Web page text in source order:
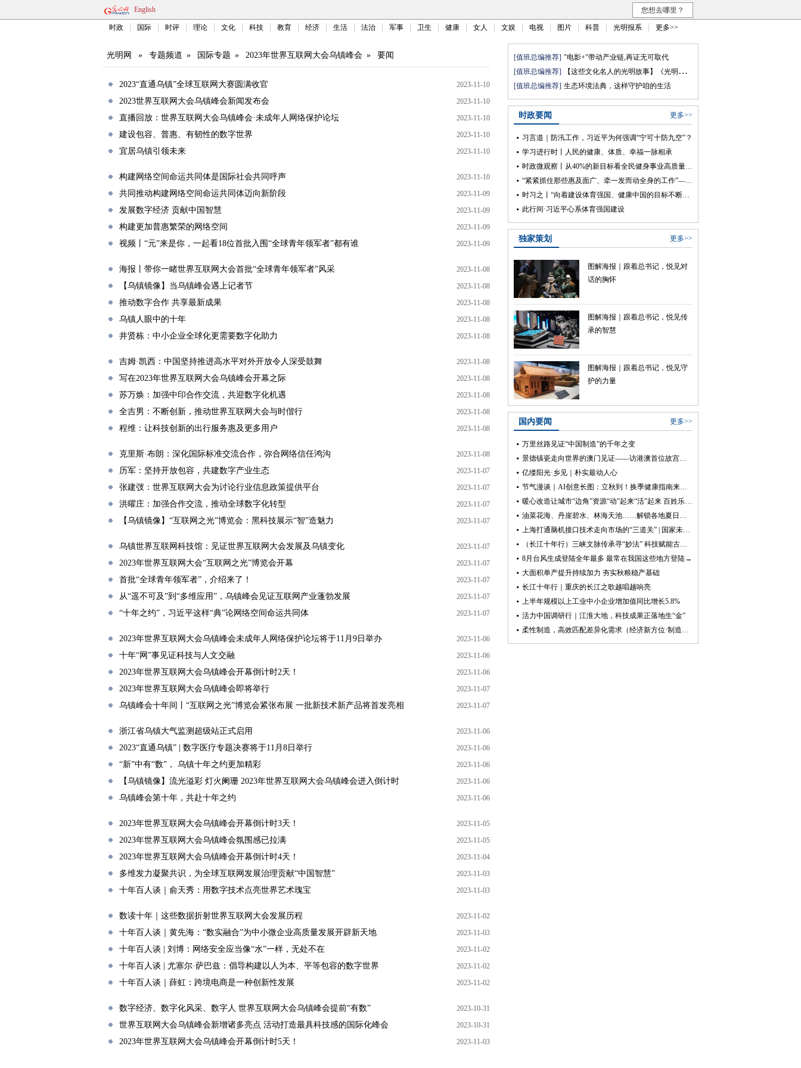
English 您想去哪里？
时政 国际 时评 理论 文化 科技 教育 经济 生活 法治 军事 卫生 健康 女人 文娱 电视 图片 科普 光明报系 更多>>
光明网 » 专题频道 » 国际专题 » 2023年世界互联网大会乌镇峰会 » 要闻
2023“直通乌镇”全球互联网大赛圆满收官 2023-11-10
2023世界互联网大会乌镇峰会新闻发布会 2023-11-10
直播回放：世界互联网大会乌镇峰会·未成年人网络保护论坛 2023-11-10
建设包容、普惠、有韧性的数字世界 2023-11-10
宜居乌镇引领未来 2023-11-10
构建网络空间命运共同体是国际社会共同呼声 2023-11-10
共同推动构建网络空间命运共同体迈向新阶段 2023-11-09
发展数字经济 贡献中国智慧 2023-11-09
构建更加普惠繁荣的网络空间 2023-11-09
视频丨“元”来是你，一起看18位首批入围“全球青年领军者”都有谁 2023-11-09
海报丨带你一睹世界互联网大会首批“全球青年领军者”风采 2023-11-08
【乌镇镜像】当乌镇峰会遇上记者节 2023-11-08
推动数字合作 共享最新成果 2023-11-08
乌镇人眼中的十年 2023-11-08
井贤栋：中小企业全球化更需要数字化助力 2023-11-08
吉姆·凯西：中国坚持推进高水平对外开放令人深受鼓舞 2023-11-08
写在2023年世界互联网大会乌镇峰会开幕之际 2023-11-08
苏万焕：加强中印合作交流，共迎数字化机遇 2023-11-08
全吉男：不断创新，推动世界互联网大会与时偕行 2023-11-08
程维：让科技创新的出行服务惠及更多用户 2023-11-08
克里斯·布朗：深化国际标准交流合作，弥合网络信任鸿沟 2023-11-08
历军：坚持开放包容，共建数字产业生态 2023-11-07
张建弢：世界互联网大会为讨论行业信息政策提供平台 2023-11-07
洪曜庄：加强合作交流，推动全球数字化转型 2023-11-07
【乌镇镜像】“互联网之光”博览会：黑科技展示“智”造魅力 2023-11-07
乌镇世界互联网科技馆：见证世界互联网大会发展及乌镇变化 2023-11-07
2023年世界互联网大会“互联网之光”博览会开幕 2023-11-07
首批“全球青年领军者”，介绍来了！ 2023-11-07
从“遥不可及”到“多维应用”，乌镇峰会见证互联网产业蓬勃发展 2023-11-07
“十年之约”，习近平这样“典”论网络空间命运共同体 2023-11-07
2023年世界互联网大会乌镇峰会未成年人网络保护论坛将于11月9日举办 2023-11-06
十年“网”事见证科技与人文交融 2023-11-06
2023年世界互联网大会乌镇峰会开幕倒计时2天！ 2023-11-06
2023年世界互联网大会乌镇峰会即将举行 2023-11-07
乌镇峰会十年间丨“互联网之光”博览会紧张布展 一批新技术新产品将首发亮相 2023-11-07
浙江省乌镇大气监测超级站正式启用 2023-11-06
2023“直通乌镇” | 数字医疗专题决赛将于11月8日举行 2023-11-06
“新”中有“数”， 乌镇十年之约更加精彩 2023-11-06
【乌镇镜像】流光溢彩 灯火阑珊 2023年世界互联网大会乌镇峰会进入倒计时 2023-11-06
乌镇峰会第十年，共赴十年之约 2023-11-06
2023年世界互联网大会乌镇峰会开幕倒计时3天！ 2023-11-05
2023年世界互联网大会乌镇峰会氛围感已拉满 2023-11-05
2023年世界互联网大会乌镇峰会开幕倒计时4天！ 2023-11-04
多维发力凝聚共识，为全球互联网发展治理贡献“中国智慧” 2023-11-03
十年百人谈｜俞天秀：用数字技术点亮世界艺术瑰宝 2023-11-03
数读十年｜这些数据折射世界互联网大会发展历程 2023-11-02
十年百人谈｜黄先海：“数实融合”为中小微企业高质量发展开辟新天地 2023-11-03
十年百人谈 | 刘博：网络安全应当像“水”一样，无处不在 2023-11-02
十年百人谈 | 尤塞尔·萨巴兹：倡导构建以人为本、平等包容的数字世界 2023-11-02
十年百人谈｜薛虹：跨境电商是一种创新性发展 2023-11-02
数字经济、数字化风采、数字人 世界互联网大会乌镇峰会提前“有数” 2023-10-31
世界互联网大会乌镇峰会新增诸多亮点 活动打造最具科技感的国际化峰会 2023-10-31
2023年世界互联网大会乌镇峰会开幕倒计时5天！ 2023-11-03